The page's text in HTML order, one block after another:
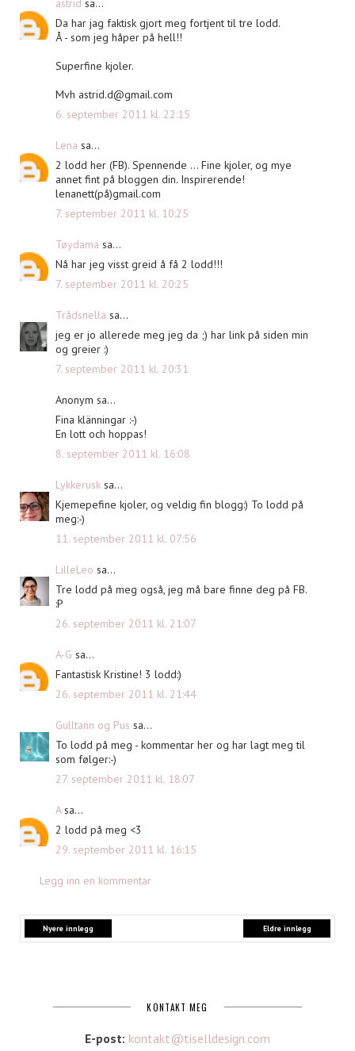
astrid sa...
Da har jag faktisk gjort meg fortjent til tre lodd.
Å - som jeg håper på hell!!
Superfine kjoler.
Mvh astrid.d@gmail.com
6. september 2011 kl. 22:15
Lena sa...
2 lodd her (FB). Spennende ... Fine kjoler, og mye
annet fint på bloggen din. Inspirerende!
lenanett(på)gmail.com
7. september 2011 kl. 10:25
Tøydama sa...
Nå har jeg visst greid å få 2 lodd!!!
7. september 2011 kl. 20:25
Trådsnella sa...
jeg er jo allerede meg jeg da ;) har link på siden min
og greier :)
7. september 2011 kl. 20:31
Anonym sa...
Fina klänningar :-)
En lott och hoppas!
8. september 2011 kl. 16:08
Lykkerusk sa...
Kjemepefine kjoler, og veldig fin blogg:) To lodd på
meg:-)
11. september 2011 kl. 07:56
LilleLeo sa...
Tre lodd på meg også, jeg må bare finne deg på FB.
:P
26. september 2011 kl. 21:07
A-G sa...
Fantastisk Kristine! 3 lodd:)
26. september 2011 kl. 21:44
Gulltann og Pus sa...
To lodd på meg - kommentar her og har lagt meg til
som følger:-)
27. september 2011 kl. 18:07
Asa...
2 lodd på meg <3
29. september 2011 kl. 16:15
Legg inn en kommentar
Nyere innlegg Eldre innlegg
KONTAKT MEG
E-post: kontakt@tiselldesign.com